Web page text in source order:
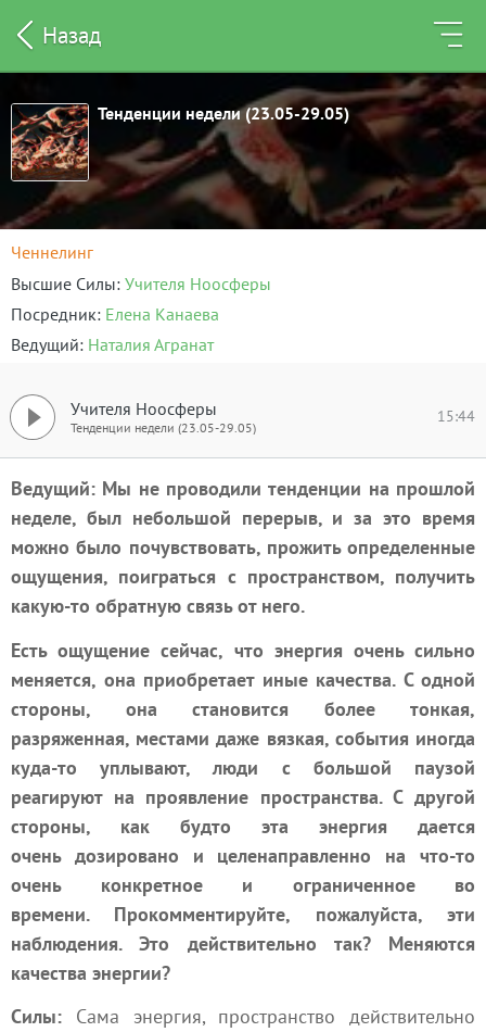
Назад
Тенденции недели (23.05-29.05)
Ченнелинг
Высшие Силы Учителя Ноосферы
Посредник Елена Канаева
Ведущий Наталия Агранат
15:44
Учителя Ноосферы
Тенденции недели (23.05-29.05)
Ведущий: Мы не проводили тенденции на прошлой
неделе, был небольшой перерыв, и за это время
можно было почувствовать, прожить определенные
ощущения, поиграться с пространством, получить
какую-то обратную связь от него.
Есть ощущение сейчас, что энергия очень сильно
меняется, она приобретает иные качества. С одной
стороны, она становится более тонкая,
разряженная, местами даже вязкая, события иногда
куда-то уплывают, люди с большой паузой
реагируют на проявление пространства. С другой
стороны, как будто эта энергия дается
очень дозировано и целенаправленно на что-то
очень конкретное и ограниченное во
времени. Прокомментируйте, пожалуйста, эти
наблюдения. Это действительно так? Меняются
качества энергии?
Силы: Сама энергия, пространство действительно